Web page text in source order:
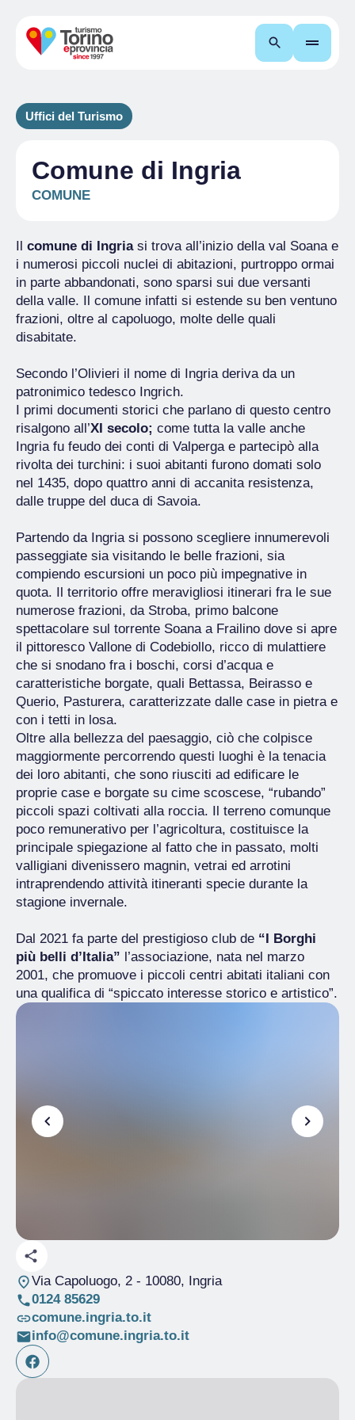
Cerca
Uffici del Turismo
Comune di Ingria
COMUNE
Il comune di Ingriasi trova all’inizio della val Soana e
i numerosi piccoli nuclei di abitazioni, purtroppo ormai
in parte abbandonati, sono sparsi sui due versanti
della valle. Il comune infatti si estende su ben ventuno
frazioni, oltre al capoluogo, molte delle quali
disabitate.
Secondo l’Olivieri il nome di Ingria deriva da un
patronimico tedesco Ingrich.
I primi documenti storici che parlano di questo centro
risalgono all’XI secolo; come tutta la valle anche
Ingria fu feudo dei conti di Valperga e partecipò alla
rivolta dei turchini: i suoi abitanti furono domati solo
nel 1435, dopo quattro anni di accanita resistenza,
dalle truppe del duca di Savoia.
Partendo da Ingria si possono scegliere innumerevoli
passeggiate sia visitando le belle frazioni, sia
compiendo escursioni un poco più impegnative in
quota. Il territorio offre meravigliosi itinerari fra le sue
numerose frazioni, da Stroba, primo balcone
spettacolare sul torrente Soana a Frailino dove si apre
il pittoresco Vallone di Codebiollo, ricco di mulattiere
che si snodano fra i boschi, corsi d’acqua e
caratteristiche borgate, quali Bettassa, Beirasso e
Querio, Pasturera, caratterizzate dalle case in pietra e
con i tetti in losa.
Oltre alla bellezza del paesaggio, ciò che colpisce
maggiormente percorrendo questi luoghi è la tenacia
dei loro abitanti, che sono riusciti ad edificare le
proprie case e borgate su cime scoscese, “rubando”
piccoli spazi coltivati alla roccia. Il terreno comunque
poco remunerativo per l’agricoltura, costituisce la
principale spiegazione al fatto che in passato, molti
valligiani divenissero magnin, vetrai ed arrotini
intraprendendo attività itineranti specie durante la
stagione invernale.
Dal 2021 fa parte del prestigioso club de “I Borghi
più belli d’Italia” l’associazione, nata nel marzo
2001, che promuove i piccoli centri abitati italiani con
una qualifica di “spiccato interesse storico e artistico”.
Via Capoluogo, 2- 10080, Ingria
0124 85629
comune.ingria.to.it
info@comune.ingria.to.it